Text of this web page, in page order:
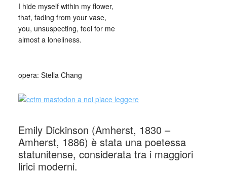
I hide myself within my flower,
that, fading from your vase,
you, unsuspecting, feel for me
almost a loneliness.
opera: Stella Chang
Emily Dickinson (Amherst, 1830 –
Amherst, 1886) è stata una poetessa
statunitense, considerata tra i maggiori
lirici moderni.